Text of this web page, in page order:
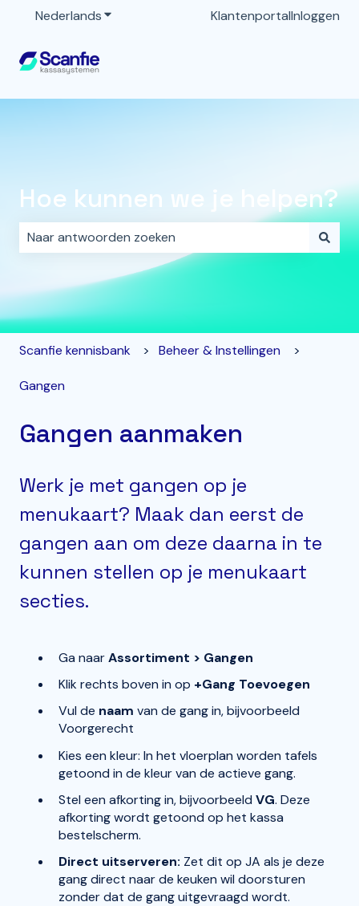
NederlandsSubmenu tonen voor vertalingen
KlantenportalInloggen
Hoe kunnen we je helpen?
Er zijn geen suggesties want het zoekveld is leeg.
Scanfie kennisbank Beheer & Instellingen
Gangen
Gangen aanmaken
Werk je met gangen op je
menukaart? Maak dan eerst de
gangen aan om deze daarna in te
kunnen stellen op je menukaart
secties.
Ga naarAssortiment > Gangen
Klik rechts boven in op +Gang Toevoegen
Vul de naam van de gang in, bijvoorbeeld
Voorgerecht
Kies een kleur: In het vloerplan worden tafels
getoond in de kleur van de actieve gang.
Stel een afkorting in, bijvoorbeeld VG. Deze
afkorting wordt getoond op het kassa
bestelscherm.
Direct uitserveren: Zet dit op JA als je deze
gang direct naar de keuken wil doorsturen
zonder dat de gang uitgevraagd wordt.